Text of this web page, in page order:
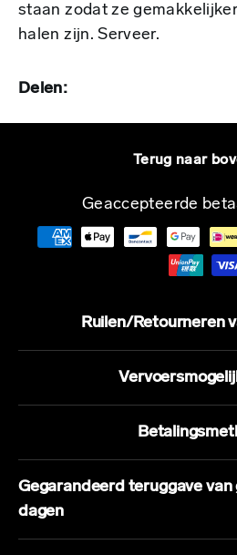
staan zodat ze
halen zijn. Serveer.
Delen:
Terug naar
Geaccepteerde
Ruilen/Retourneren
Gegarandeerd teruggave
dagen